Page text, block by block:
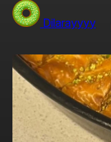
Dilarayyyy